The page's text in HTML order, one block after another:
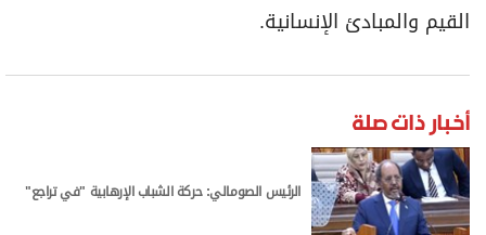
القيم والمبادئ الإنسانية.
أخبار ذات صلة
الرئيس الصومالي: حركة الشباب الإرهابية "في تراجع"